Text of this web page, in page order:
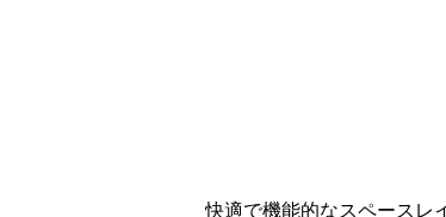
快適で機能的なスペースレ